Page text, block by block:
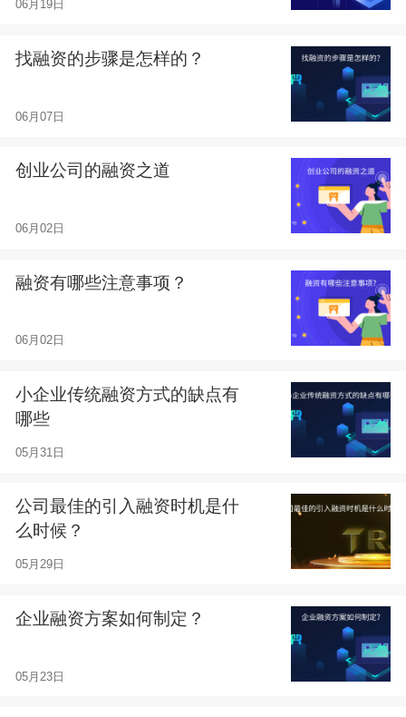
06月19日
找融资的步骤是怎样的？
06月07日
创业公司的融资之道
06月02日
融资有哪些注意事项？
06月02日
小企业传统融资方式的缺点有
哪些
05月31日
公司最佳的引入融资时机是什
么时候？
05月29日
企业融资方案如何制定？
05月23日